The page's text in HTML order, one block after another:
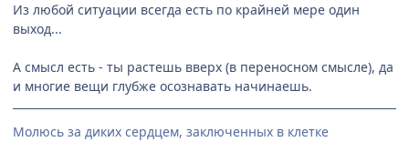
Из любой ситуации всегда есть по крайней мере один
выход...
А смысл есть - ты растешь вверх (в переносном смысле), да
и многие вещи глубже осознавать начинаешь.
Молюсь за диких сердцем, заключенных в клетке